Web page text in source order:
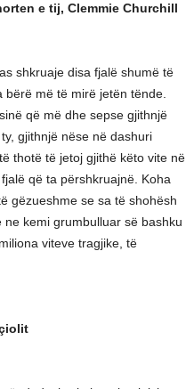
e tij, Clemmie Churchill
shkruaje disa fjalë shumë të
më të mirë jetën tënde.
që më dhe sepse gjithnjë
gjithnjë nëse në dashuri
thotë të jetoj gjithë këto vite në
që ta përshkruajnë. Koha
gëzueshme se sa të shohësh
kemi grumbulluar së bashku
viteve tragjike, të